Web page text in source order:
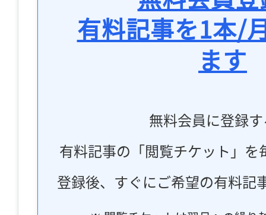
有料記事を1本/
ます
無料会員に登録
有料記事の「閲覧チケット」
登録後、すぐにご希望の有料記